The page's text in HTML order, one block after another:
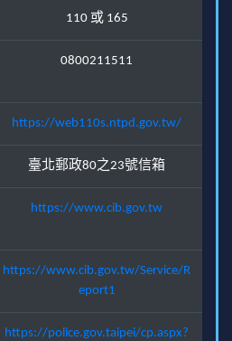
110 或 165
0800211511
https://web110s.ntpd.gov.tw/
臺北郵政80之23號信箱
https://www.cib.gov.tw
https://www.cib.gov.tw/Service/R
eport1
https://police.gov.taipei/cp.aspx?